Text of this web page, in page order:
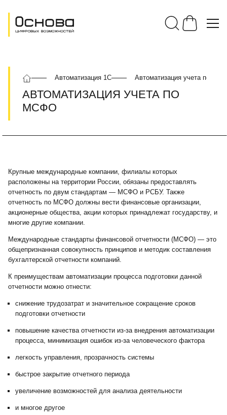
Автоматизация 1С Автоматизация учета по
АВТОМАТИЗАЦИЯ УЧЕТА ПО
МСФО
Крупные международные компании, филиалы которых
расположены на территории России, обязаны предоставлять
отчетность по двум стандартам — МСФО и РСБУ. Также
отчетность по МСФО должны вести финансовые организации,
акционерные общества, акции которых принадлежат государству, и
многие другие компании.
Международные стандарты финансовой отчетности (МСФО) — это
общепризнанная совокупность принципов и методик составления
бухгалтерской отчетности компаний.
К преимуществам автоматизации процесса подготовки данной
отчетности можно отнести:
снижение трудозатрат и значительное сокращение сроков
подготовки отчетности
повышение качества отчетности из-за внедрения автоматизации
процесса, минимизация ошибок из-за человеческого фактора
легкость управления, прозрачность системы
быстрое закрытие отчетного периода
увеличение возможностей для анализа деятельности
и многое другое